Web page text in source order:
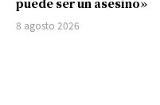
8 agosto 2026